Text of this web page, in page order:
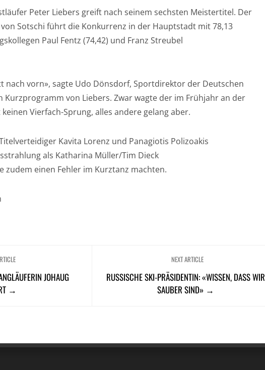
Peter Liebers greift nach seinem sechsten Meistertitel. Der
von Sotschi führt die Konkurrenz in der Hauptstadt mit 78,13
Paul Fentz (74,42) und Franz Streubel
nach vorn», sagte Udo Dönsdorf, Sportdirektor der Deutschen
Kurzprogramm von Liebers. Zwar wagte der im Frühjahr an der
Vierfach-Sprung, alles andere gelang aber.
Kavita Lorenz und Panagiotis Polizoakis
als Katharina Müller/Tim Dieck
zudem einen Fehler im Kurztanz machten.
JOHAUG
→
NEXT ARTICLE
RUSSISCHE SKI-PRÄSIDENTIN: «WISSEN, DASS WIR
SAUBER SIND» →